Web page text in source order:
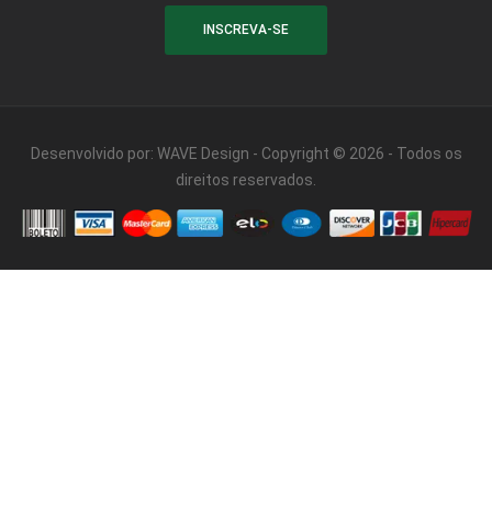
Desenvolvido por: WAVE Design - Copyright © 2026 - Todos os
direitos reservados.